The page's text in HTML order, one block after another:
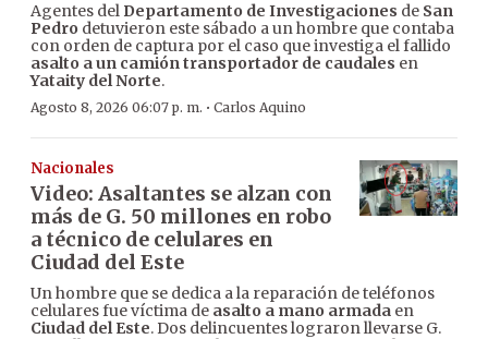
Agentes del Departamento de Investigaciones de San
Pedro detuvieron este sábado a un hombre que contaba
con orden de captura por el caso que investiga el fallido
asalto a un camión transportador de caudales en
Yataity del Norte.
Agosto 8, 2026 06:07 p. m. · Carlos Aquino
Nacionales
Video: Asaltantes se alzan con
más de G. 50 millones en robo
a técnico de celulares en
Ciudad del Este
Un hombre que se dedica a la reparación de teléfonos
celulares fue víctima de asalto a mano armada en
Ciudad del Este. Dos delincuentes lograron llevarse G.